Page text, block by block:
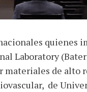
quienes
Laboratory
de alto
de